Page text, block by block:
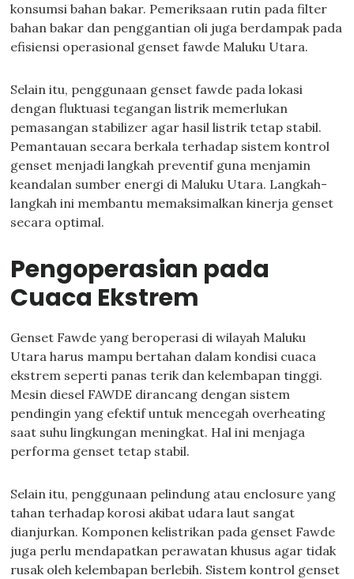
konsumsi bahan bakar. Pemeriksaan rutin pada filter
bahan bakar dan penggantian oli juga berdampak pada
efisiensi operasional genset fawde Maluku Utara.
Selain itu, penggunaan genset fawde pada lokasi
dengan fluktuasi tegangan listrik memerlukan
pemasangan stabilizer agar hasil listrik tetap stabil.
Pemantauan secara berkala terhadap sistem kontrol
genset menjadi langkah preventif guna menjamin
keandalan sumber energi di Maluku Utara. Langkah-
langkah ini membantu memaksimalkan kinerja genset
secara optimal.
Pengoperasian pada
Cuaca Ekstrem
Genset Fawde yang beroperasi di wilayah Maluku
Utara harus mampu bertahan dalam kondisi cuaca
ekstrem seperti panas terik dan kelembapan tinggi.
Mesin diesel FAWDE dirancang dengan sistem
pendingin yang efektif untuk mencegah overheating
saat suhu lingkungan meningkat. Hal ini menjaga
performa genset tetap stabil.
Selain itu, penggunaan pelindung atau enclosure yang
tahan terhadap korosi akibat udara laut sangat
dianjurkan. Komponen kelistrikan pada genset Fawde
juga perlu mendapatkan perawatan khusus agar tidak
rusak oleh kelembapan berlebih. Sistem kontrol genset